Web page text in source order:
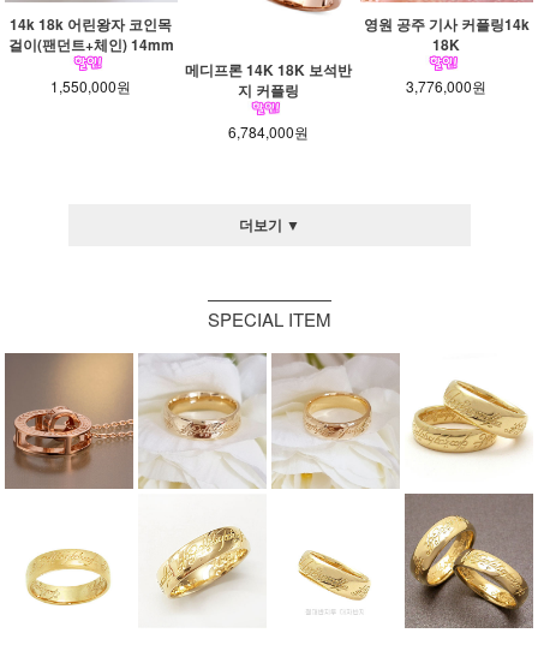
14k 18k 어린왕자 코인목
걸이(팬던트+체인) 14mm
1,550,000원
메디프론 14K 18K 보석반
지 커플링
6,784,000원
영원 공주 기사 커플링14k
18K
3,776,000원
더보기 ▼
SPECIAL ITEM